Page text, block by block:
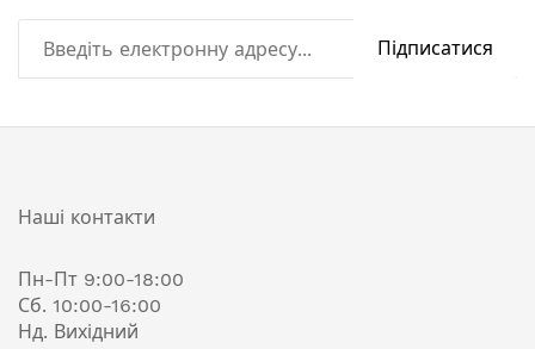
Підписатися
Наші контакти
Пн-Пт 9:00-18:00
Сб. 10:00-16:00
Нд. Вихідний